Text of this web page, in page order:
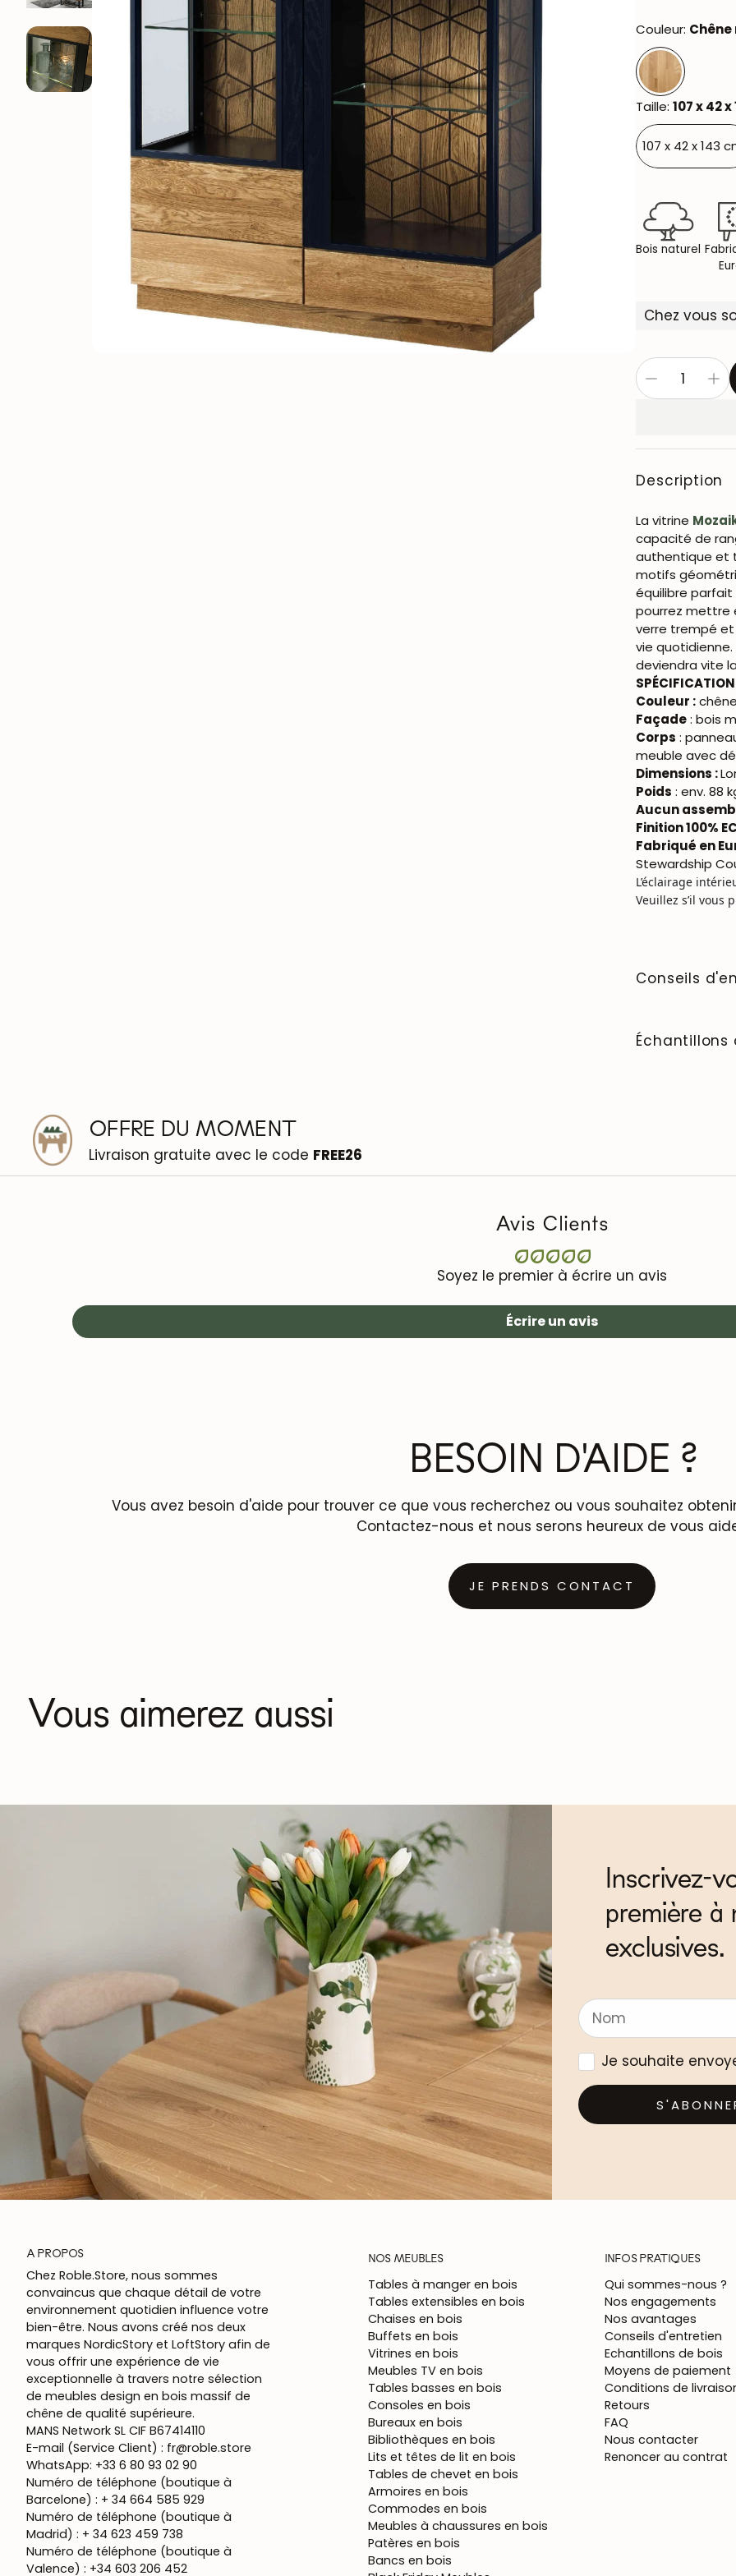
Elsa
Genève
Kodama
Lausanne
Oxford
Provence
Régal
Runa
Suède
Couleur: Chêne
Taille:107 x 42
107 x 42 x 143
Bois naturel
Chez vous
Description
La vitrine
capacité de
authentique et
motifs
équilibre
pourrez mettre
verre trempé
vie
deviendra vite
Couleur :
Façade: bois
Corps :
meuble avec
Dimensions :
Poids : env. 88
Aucun
Finition 100%
Fabriqué en
Stewardship
L’éclairage
Veuillez s’il vous
Conseils
tout contact
Échantillons
OFFRE DU MOMENT
Livraison gratuite avec le code FREE26
Avis Clients
Soyez le premier à écrire un avis
Écrire un avis
BESOIN D'AIDE ?
Vous avez besoin d'aide pour trouver ce que vous recherchez ou vous souhaitez
Contactez-nous et nous serons heureux de vous
JE PRENDS CONTACT
Vous aimerez aussi
Inscrivez-
première à
exclusives.
Je souhaite
A PROPOS
Chez Roble.Store, nous sommes
convaincus que chaque détail de votre
environnement quotidien influence votre
bien-être. Nous avons créé nos deux
marques NordicStory et LoftStory afin de
vous offrir une expérience de vie
exceptionnelle à travers notre sélection
de meubles design en bois massif de
chêne de qualité supérieure.
MANS Network SL CIF B67414110
E-mail (Service Client) : fr@roble.store
WhatsApp: +33 6 80 93 02 90
Numéro de téléphone (boutique à
Barcelone) : + 34 664 585 929
Numéro de téléphone (boutique à
Madrid) : + 34 623 459 738
Numéro de téléphone (boutique à
Valence) : +34 603 206 452
NOS MEUBLES
Tables à manger en bois
Tables extensibles en bois
Chaises en bois
Buffets en bois
Vitrines en bois
Meubles TV en bois
Tables basses en bois
Consoles en bois
Bureaux en bois
Bibliothèques en bois
Lits et têtes de lit en bois
Tables de chevet en bois
Armoires en bois
Commodes en bois
Meubles à chaussures en bois
Patères en bois
Bancs en bois
INFOS PRATIQUES
Qui sommes-nous ?
Nos engagements
Nos avantages
Conseils d'entretien
Echantillons de bois
Moyens de paiement
Conditions de
Retours
FAQ
Nous contacter
Renoncer au contrat